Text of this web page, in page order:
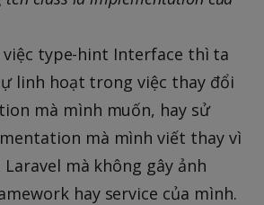
việc type-hint Interface thì ta
linh hoạt trong việc thay đổi
mà mình muốn, hay sử
mà mình viết thay vì
mà không gây ảnh
hay service của mình.